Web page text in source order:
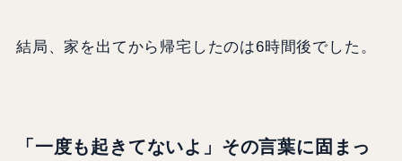
結局、家を出てから帰宅したのは6時間後でした。
「一度も起きてないよ」その言葉に固まっ